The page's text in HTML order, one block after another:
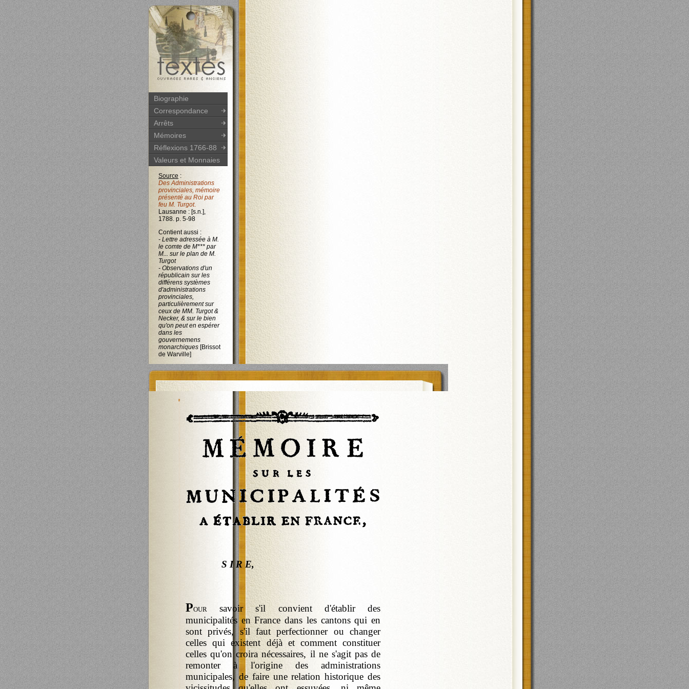
Biographie
Correspondance
Arrêts
Mémoires
Réflexions 1766-88
Valeurs et Monnaies
Source :
Des Administrations
provinciales, mémoire
présenté au Roi par
feu M. Turgot.
Lausanne : [s.n.],
1788. p. 5-98
Contient aussi :
- Lettre adressée à M.
le comte de M*** par
M... sur le plan de M.
Turgot
- Observations d'un
républicain sur les
différens systèmes
d'administrations
provinciales,
particulièrement sur
ceux de MM. Turgot &
Necker, & sur le bien
qu'on peut en espérer
dans les
gouvernemens
monarchiques [Brissot
de Warville]
S I R E,
Pour savoir s'il convient d'établir des
municipalités en France dans les cantons qui en
sont privés, s'il faut perfectionner ou changer
celles qui existent déjà et comment constituer
celles qu'on croira nécessaires, il ne s'agit pas de
remonter à l'origine des administrations
municipales, de faire une relation historique des